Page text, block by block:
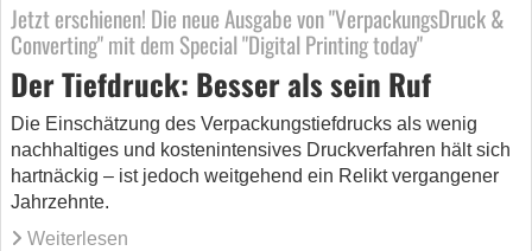
Jetzt erschienen! Die neue Ausgabe von "VerpackungsDruck &
Converting" mit dem Special "Digital Printing today"
Der Tiefdruck: Besser als sein Ruf
Die Einschätzung des Verpackungstiefdrucks als wenig
nachhaltiges und kostenintensives Druckverfahren hält sich
hartnäckig – ist jedoch weitgehend ein Relikt vergangener
Jahrzehnte.
Weiterlesen